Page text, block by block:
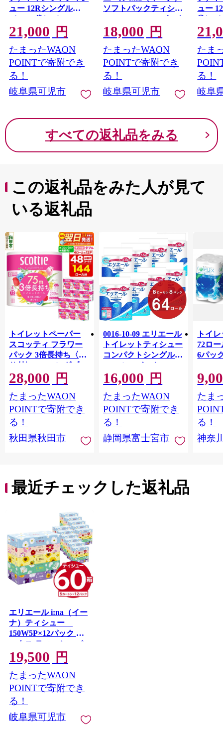
ュー 12Rシングル
（100m巻）（12ロー
ル×6パック） トイレ
ットペーパー 2倍 巻
エコ フローラル 日用
品 トイレ 香り付き 新
生活 備蓄 防災 消耗品
生活雑貨 生活用品 コ
ンパクト 岐阜県 可児
21,000 円
たまったWAON
POINTで寄附でき
る！
岐阜県可児市
ソフトパックティシュ
ー 150W10P×5パック
ソフトパックティッシ
ュ ティッシュペーパ
ー ソフトパック 箱な
し 日用品 新生活 備蓄
防災 消耗品 生活雑貨
生活用品 ストック パ
ルプ100％ 0095-031
18,000 円
たまったWAON
POINTで寄附でき
る！
岐阜県可児市
ュー
巻）
ク）
パー 2
ーラ
香り付
防災
生活用
パルプ
たま
る！
岐阜
すべての返礼品をみる
この返礼品をみた人が見て
いる返礼品
トイレットペーパー
スコッティ フラワー
パック 3倍長持ち〈香
り付〉4ロール(ダブ
ル)×12パック 日用品
最短翌日発送 [スコッ
ティ フラワーパック
トイレットペーパー
日本製紙クレシア] 秋
田県秋田市
28,000 円
たまったWAON
POINTで寄附でき
る！
秋田県秋田市
0016-10-09 エリエール
トイレットティシュー
コンパクトシングル 8
ロール×8パック 64ロ
ール 1.5倍巻 82.5m
トイレットペーパー
シングル パルプ100％
香りつき 日用品 消耗
品 備蓄
16,000 円
たまったWAON
POINTで寄附でき
る！
静岡県富士宮市
トイ
72ロ
6パッ
FSCリ
長巻タ
100％
防災
ペー
川県
トペー
たま
る！
神奈
最近チェックした返礼品
エリエール i:na（イー
ナ）ティシュー
150W5P×12パック ボ
ックス ティッシュ ペ
ーパー 箱ティッシュ
岐阜県 可児市 日用品
新生活 備蓄 防災 消耗
品 生活雑貨 生活用品
ストック パルプ100％
0095-013
19,500 円
たまったWAON
POINTで寄附でき
る！
岐阜県可児市